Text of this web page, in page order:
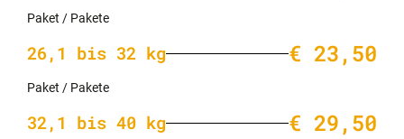
Paket / Pakete
26,1 bis 32 kg € 23,50
Paket / Pakete
32,1 bis 40 kg € 29,50